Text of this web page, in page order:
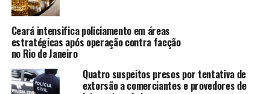
A SEGUIR
Petrobras reduz preços da gasolina em 5,3% e do GLP
em 3,9%
NÃO PERCA
Bolsonaro é declarado inelegível por oito anos por
abuso de poder
Ceará intensifica policiamento em áreas
estratégicas após operação contra facção
no Rio de Janeiro
Quatro suspeitos presos por tentativa de
extorsão a comerciantes e provedores de